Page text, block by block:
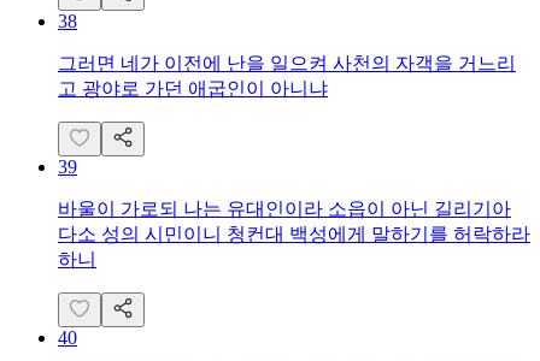
38
그러면 네가 이전에 난을 일으켜 사천의 자객을 거느리
고 광야로 가던 애굽인이 아니냐
39
바울이 가로되 나는 유대인이라 소읍이 아닌 길리기아
다소 성의 시민이니 청컨대 백성에게 말하기를 허락하라
하니
40